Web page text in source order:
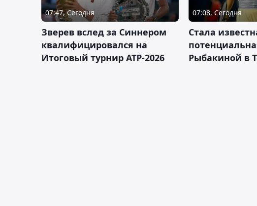
07:47, Сегодня
Зверев вслед за Синнером
квалифицировался на
Итоговый турнир ATP-2026
07:08, Сегодня
Cтала
Рыбакиной в